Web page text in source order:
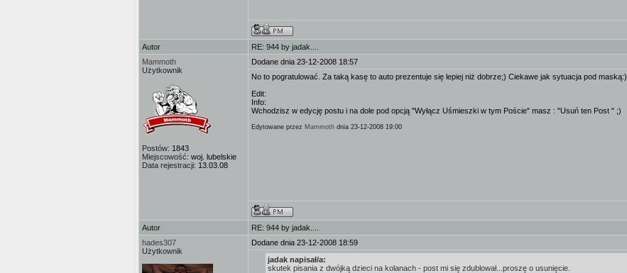
Autor
RE: 944 by jadak....
Mammoth
Użytkownik
Postów: 1843
Miejscowość: woj. lubelskie
Data rejestracji: 13.03.08
Dodane dnia 23-12-2008 18:57
No to pogratulować. Za taką kasę to auto prezentuje się lepiej niż dobrze;) Ciekawe jak sytuacja pod maską:)
Edit:
Info:
Wchodzisz w edycję postu i na dole pod opcją "Wyłącz Uśmieszki w tym Poście" masz : "Usuń ten Post " ;)
Edytowane przez Mammoth dnia 23-12-2008 19:00
Autor
RE: 944 by jadak....
hades307
Użytkownik
Dodane dnia 23-12-2008 18:59
jadak napisał/a:
skutek pisania z dwójką dzieci na kolanach - post mi się zdublował...proszę o usunięcie.